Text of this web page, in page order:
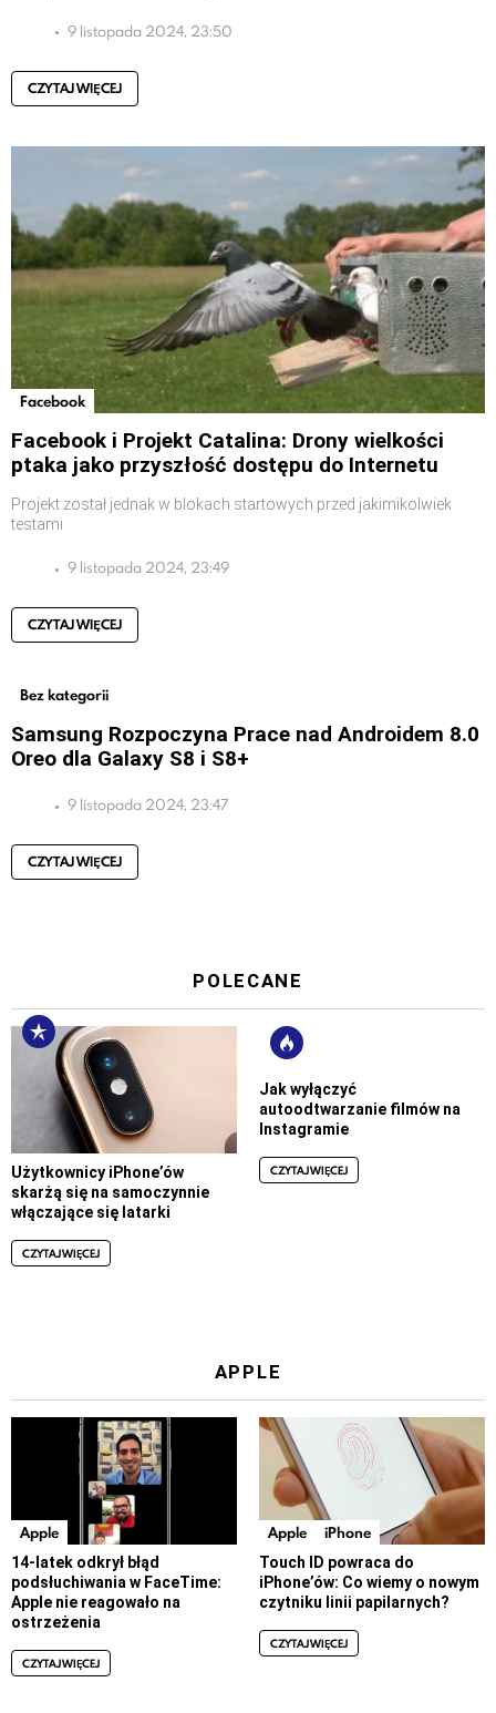
9 listopada 2024, 23:50
CZYTAJ WIĘCEJ
Facebook
Facebook i Projekt Catalina: Drony wielkości
ptaka jako przyszłość dostępu do Internetu
Projekt został jednak w blokach startowych przed jakimikolwiek
testami
9 listopada 2024, 23:49
CZYTAJ WIĘCEJ
Bez kategorii
Samsung Rozpoczyna Prace nad Androidem 8.0
Oreo dla Galaxy S8 i S8+
9 listopada 2024, 23:47
CZYTAJ WIĘCEJ
POLECANE
Użytkownicy iPhone’ów
skarżą się na samoczynnie
włączające się latarki
CZYTAJ WIĘCEJ
Jak wyłączyć
autoodtwarzanie filmów na
Instagramie
CZYTAJ WIĘCEJ
APPLE
Apple
14-latek odkrył błąd
podsłuchiwania w FaceTime:
Apple nie reagowało na
ostrzeżenia
CZYTAJ WIĘCEJ
Apple iPhone
Touch ID powraca do
iPhone’ów: Co wiemy o nowym
czytniku linii papilarnych?
CZYTAJ WIĘCEJ